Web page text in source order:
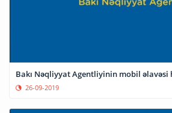
Bakı Nəqliyyat Agentliyinin mobil əlavəsi
26-09-2019